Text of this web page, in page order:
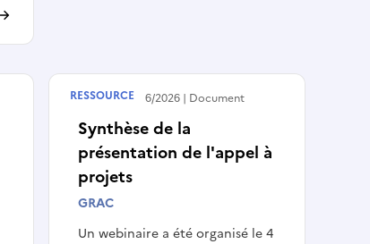
Synthèse de la
présentation de l'appel à
projets
GRAC
Un webinaire a été organisé le 4
Publié le01/06/2026 Document
RESSOURCE